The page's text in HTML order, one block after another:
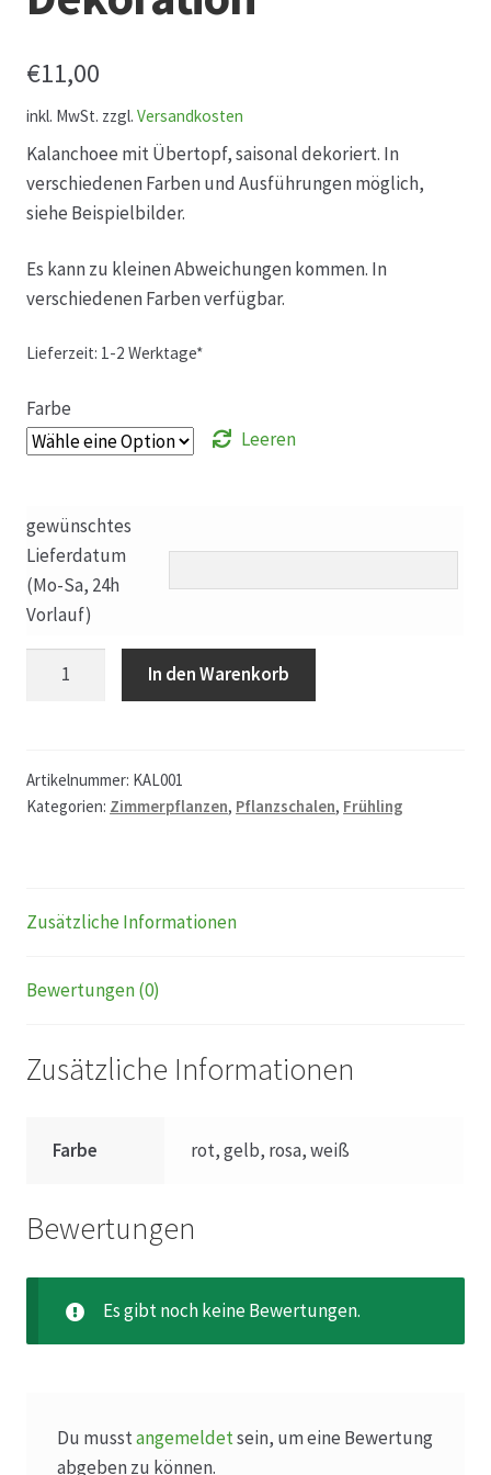
Hermes Paketshops Oppershofen & Gambach
Hochzeiten
Kasse
Kontakt
Leitbild & Partner
Produktion
Pfingstrosen aus eigener Produktion
Shop
Team
Unser Betrieb
Karriere
Wochenmärkte
€11,00
inkl. MwSt. zzgl.Versandkosten
Kalanchoee mit Übertopf, saisonal dekoriert. In
verschiedenen Farben und Ausführungen möglich,
siehe Beispielbilder.
Es kann zu kleinen Abweichungen kommen. In
verschiedenen Farben verfügbar.
Lieferzeit: 1-2 Werktage*
Farbe
Leeren
gewünschtes
Lieferdatum
(Mo-Sa, 24h
Vorlauf)
Kalanchoee
In den Warenkorb
Artikelnummer: KAL001
Kategorien: Zimmerpflanzen, Pflanzschalen, Frühling
Zusätzliche Informationen
Bewertungen (0)
Zusätzliche Informationen
Farbe rot, gelb, rosa, weiß
Bewertungen
Es gibt noch keine Bewertungen.
Du musstangemeldetsein, um eine Bewertung
abgeben zu können.